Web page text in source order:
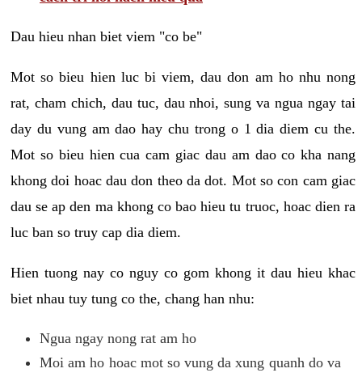
Dau hieu nhan biet viem "co be"
Mot so bieu hien luc bi viem, dau don am ho nhu nong
rat, cham chich, dau tuc, dau nhoi, sung va ngua ngay tai
day du vung am dao hay chu trong o 1 dia diem cu the.
Mot so bieu hien cua cam giac dau am dao co kha nang
khong doi hoac dau don theo da dot. Mot so con cam giac
dau se ap den ma khong co bao hieu tu truoc, hoac dien ra
luc ban so truy cap dia diem.
Hien tuong nay co nguy co gom khong it dau hieu khac
biet nhau tuy tung co the, chang han nhu:
Ngua ngay nong rat am ho
Moi am ho hoac mot so vung da xung quanh do va